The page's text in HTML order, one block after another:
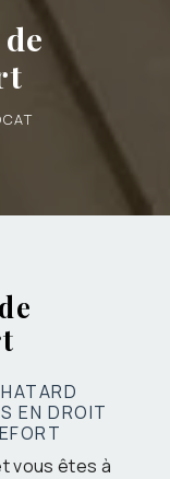
EN DROIT
vous êtes à